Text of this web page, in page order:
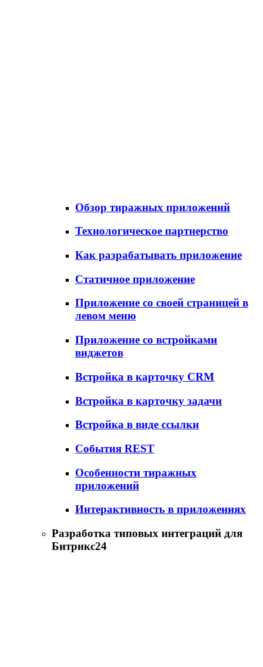
Обзор тиражных приложений
Технологическое партнерство
Как разрабатывать приложение
Статичное приложение
Приложение со своей страницей в
левом меню
Приложение со встройками
виджетов
Встройка в карточку CRM
Встройка в карточку задачи
Встройка в виде ссылки
События REST
Особенности тиражных
приложений
Интерактивность в приложениях
Разработка типовых интеграций для
Битрикс24